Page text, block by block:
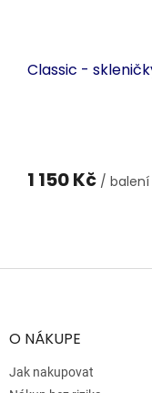
Classic -
1 150 Kč / balení
Z
aO NÁKUPE
Jak nakupovat